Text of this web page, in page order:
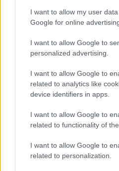
I want to allow my user
Google for online
I want to allow Google to
personalized advertising.
I want to allow Google to
related to analytics like
device identifiers in apps.
I want to allow Google to
related to functionality of
I want to allow Google to
related to personalization.
diszkriminációját ígérte a
vállalkozásokkal
szeretnék, hogy a külföldi
fizessenek, menjenek az
lehetőség szerint őket
szerint őket csesztesse a
adóhatóság meg a
magyar
pedig az ilyen elavult